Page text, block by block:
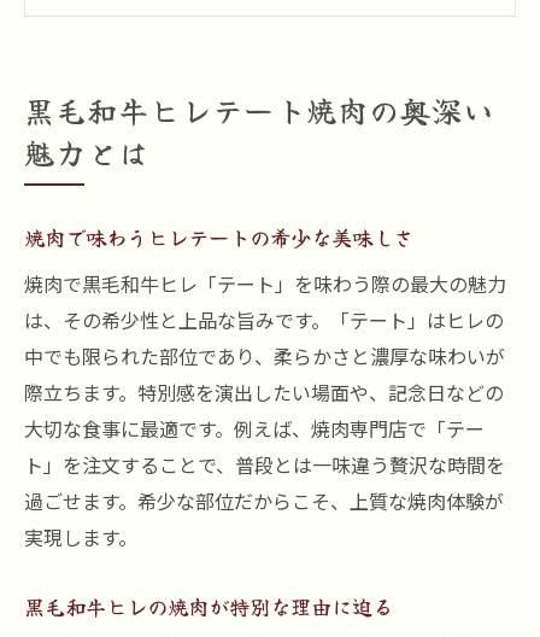
特別な日に選びたい焼肉体験の極意
記念日にふさわしい焼肉ヒレテートの選び
焼肉で特別感を演出するヒレ肉の工夫
焼肉の醍醐味を味わうヒレ選びのポイント
焼肉で大切な日を彩るヒレテートの魅力
焼肉体験を格上げするヒレ部位の楽しみ方
焼肉で思い出に残る特別な時間の作り方
とろけるヒレ肉を堪能する焼肉の楽しみ方
焼肉で味わうヒレのとろける食感の秘密
焼肉好き必見のヒレ肉の美味しい食べ方
焼肉で堪能するヒレの香りと旨みの魅力
黒毛和牛ヒレテート焼肉の奥深い
魅力とは
焼肉で味わうヒレテートの希少な美味しさ
焼肉で黒毛和牛ヒレ「テート」を味わう際の最大の魅力
は、その希少性と上品な旨みです。「テート」はヒレの
中でも限られた部位であり、柔らかさと濃厚な味わいが
際立ちます。特別感を演出したい場面や、記念日などの
大切な食事に最適です。例えば、焼肉専門店で「テー
ト」を注文することで、普段とは一味違う贅沢な時間を
過ごせます。希少な部位だからこそ、上質な焼肉体験が
実現します。
黒毛和牛ヒレの焼肉が特別な理由に迫る